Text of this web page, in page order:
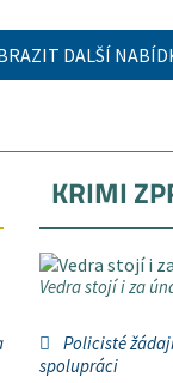
DALŠÍ
KRIMI
Vedra stojí i za
Policisté
spolupráci